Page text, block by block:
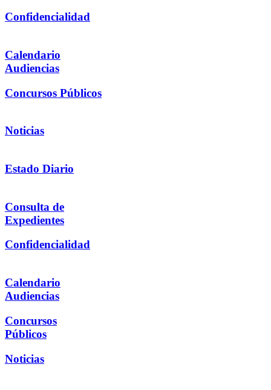
Confidencialidad
Calendario
Audiencias
Concursos Públicos
Noticias
Estado Diario
Consulta de
Expedientes
Confidencialidad
Calendario
Audiencias
Concursos
Públicos
Noticias